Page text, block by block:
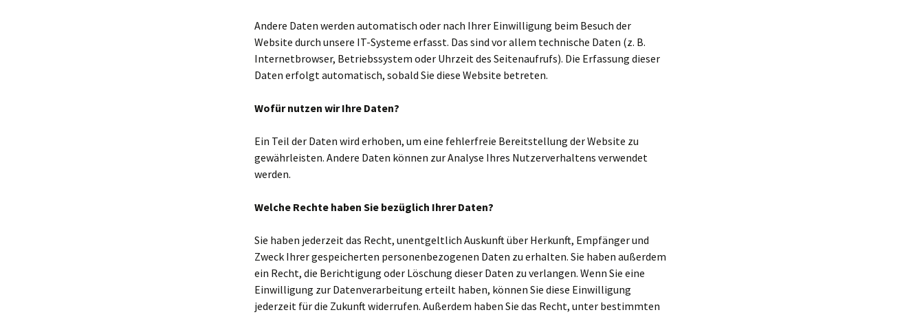
Andere Daten werden automatisch oder nach Ihrer Einwilligung beim Besuch der
Website durch unsere IT-Systeme erfasst. Das sind vor allem technische Daten (z. B.
Internetbrowser, Betriebssystem oder Uhrzeit des Seitenaufrufs). Die Erfassung dieser
Daten erfolgt automatisch, sobald Sie diese Website betreten.
Wofür nutzen wir Ihre Daten?
Ein Teil der Daten wird erhoben, um eine fehlerfreie Bereitstellung der Website zu
gewährleisten. Andere Daten können zur Analyse Ihres Nutzerverhaltens verwendet
werden.
Welche Rechte haben Sie bezüglich Ihrer Daten?
Sie haben jederzeit das Recht, unentgeltlich Auskunft über Herkunft, Empfänger und
Zweck Ihrer gespeicherten personenbezogenen Daten zu erhalten. Sie haben außerdem
ein Recht, die Berichtigung oder Löschung dieser Daten zu verlangen. Wenn Sie eine
Einwilligung zur Datenverarbeitung erteilt haben, können Sie diese Einwilligung
jederzeit für die Zukunft widerrufen. Außerdem haben Sie das Recht, unter bestimmten